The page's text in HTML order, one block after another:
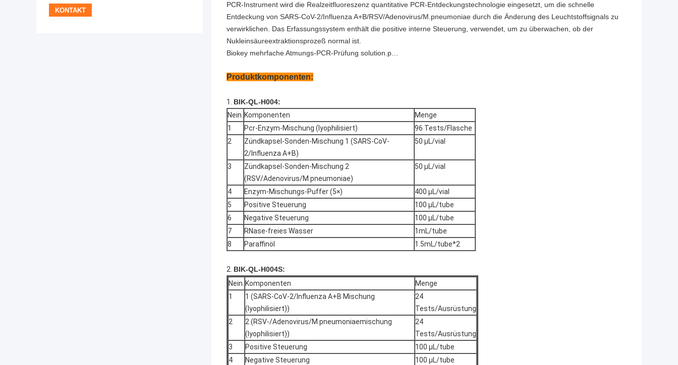
PCR-Instrument wird die Realzeitfluoreszenz quantitative PCR-Entdeckungstechnologie eingesetzt, um die schnelle
Entdeckung von SARS-CoV-2/Influenza A+B/RSV/Adenovirus/M.pneumoniae durch die Änderung des Leuchtstoffsignals zu
verwirklichen. Das Erfassungssystem enthält die positive interne Steuerung, verwendet, um zu überwachen, ob der
Nukleinsäureextraktionsprozeß normal ist.
Biokey mehrfache Atmungs-PCR-Prüfung solution.p…
Produktkomponenten:
1. BIK-QL-H004:
Nein. Komponenten
Menge
1
Pcr-Enzym-Mischung (lyophilisiert)
96 Tests/Flasche
2
Zündkapsel-Sonden-Mischung 1 (SARS-CoV-
2/Influenza A+B)
50 μL/vial
3
Zündkapsel-Sonden-Mischung 2
(RSV/Adenovirus/M.pneumoniae)
50 μL/vial
4 Enzym-Mischungs-Puffer (5×)
400 μL/vial
5
Positive Steuerung
100 μL/tube
6
Negative Steuerung
100 μL/tube
7
RNase-freies Wasser
1mL/tube
8
Paraffinöl 1.5mL/tube*2
2. BIK-QL-H004S:
Nein. Komponenten
Menge
1
1 (SARS-CoV-2/Influenza A+B Mischung
(lyophilisiert))
24
Tests/Ausrüstung
2
2 (RSV-/Adenovirus/M.pneumoniaemischung
(lyophilisiert))
24
Tests/Ausrüstung
3
Positive Steuerung
100 μL/tube
4
Negative Steuerung
100 μL/tube